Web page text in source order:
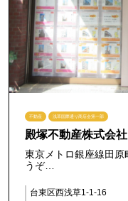
不動産 浅草国際通り商店会第一部
殿塚不動産株式会社
東京メトロ銀座線田
うぞ…
台東区西浅草1-1-16